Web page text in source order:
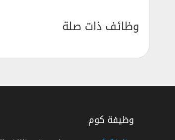
وظائف ذات صلة
وظيفة كوم